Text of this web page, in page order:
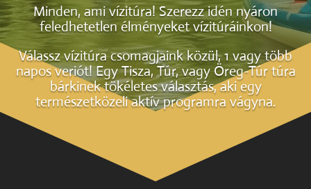
Minden, ami vízitúra! Szerezz idén nyáron
feledhetetlen élményeket vízitúráinkon!
Válassz vízitúra csomagjaink közül, 1 vagy több
napos veriót! Egy Tisza, Túr, vagy Öreg-Túr túra
bárkinek tökéletes választás, aki egy
természetközeli aktív programra vágyna.